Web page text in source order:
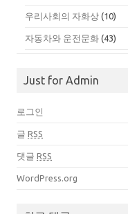
우리사회의 자화상 (10)
자동차와 운전문화 (43)
Just for Admin
로그인
글 RSS
댓글 RSS
WordPress.org